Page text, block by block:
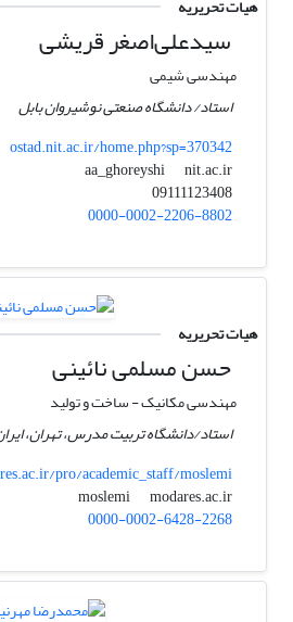
هیات تحریریه
سیدعلی‌اصغر قریشی
مهندسی شیمی
استاد/ دانشگاه صنعتی نوشیروان بابل
ostad.nit.ac.ir/home.php?sp=370342
aa_ghoreyshi
nit.ac.ir
09111123408
0000-0002-2206-8802
هیات تحریریه
حسن مسلمی نائینی
مهندسی مکانیک - ساخت و تولید
استاد/دانشگاه تربیت مدرس، تهران،
pro/academic_staff/moslemi
moslemi
modares.ac.ir
0000-0002-6428-2268